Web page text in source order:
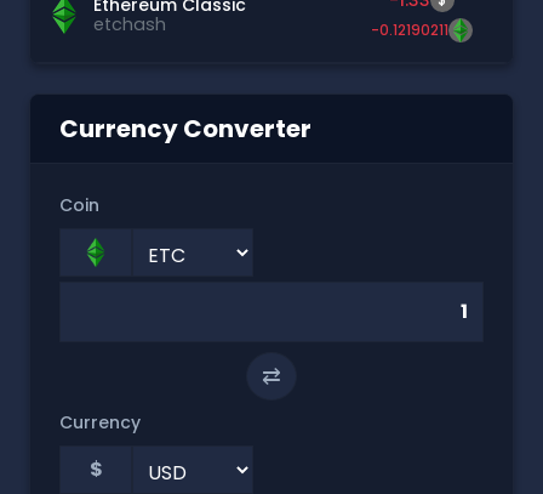
etchash
-0.12190211
Currency Converter
Coin
⇄
Currency
$